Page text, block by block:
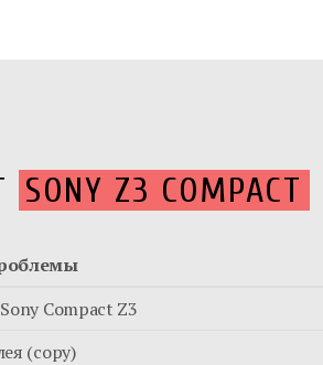
SONY Z3 COMPACT
Compact Z3
(copy)